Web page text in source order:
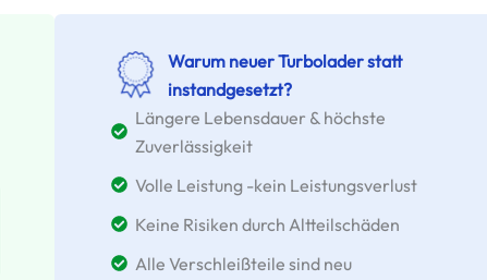
Warum neuer Turbolader statt
instandgesetzt?
Längere Lebensdauer & höchste
Zuverlässigkeit
Volle Leistung -kein Leistungsverlust
Keine Risiken durch Altteilschäden
Alle Verschleißteile sind neu